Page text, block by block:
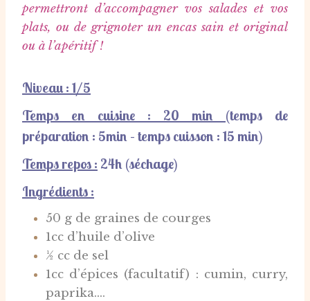
permettront d’accompagner vos salades et vos
plats, ou de grignoter un encas sain et original
ou à l’apéritif !
Niveau : 1/5
Temps en cuisine : 20 min (temps de
préparation : 5min – temps cuisson : 15 min)
Temps repos : 24h (séchage)
Ingrédients :
50 g de graines de courges
1cc d’huile d’olive
½ cc de sel
1cc d’épices (facultatif) : cumin, curry,
paprika….